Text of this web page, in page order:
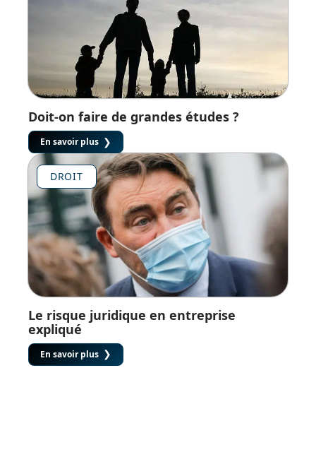
Doit-on faire de grandes études ?
En savoir plus
DROIT
Le risque juridique en entreprise
expliqué
En savoir plus